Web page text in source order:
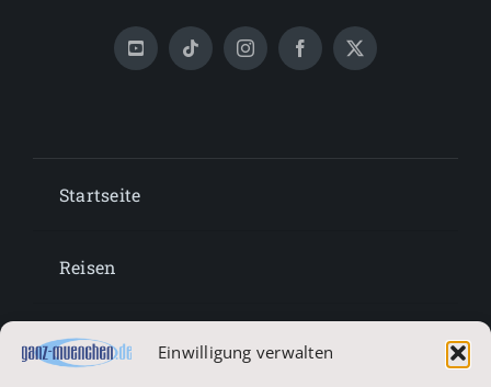
Einwilligung verwalten
Startseite
Reisen
Lifestyle